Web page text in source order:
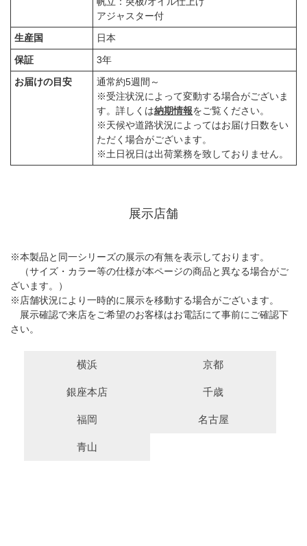
アジャスター付
生産国
日本
保証
3年
お届けの目安
通常約5週間～
※受注状況によって変動する場合がございま
す。詳しくは納期情報をご覧ください。
※天候や道路状況によってはお届け日数をい
ただく場合がございます。
※土日祝日は出荷業務を致しておりません。
展示店舗
※本製品と同一シリーズの展示の有無を表示しております。
（サイズ・カラー等の仕様が本ページの商品と異なる場合がご
ざいます。）
※店舗状況により一時的に展示を移動する場合がございます。
展示確認で来店をご希望のお客様はお電話にて事前にご確認下
さい。
横浜 京都
銀座本店 千歳
福岡 名古屋
青山